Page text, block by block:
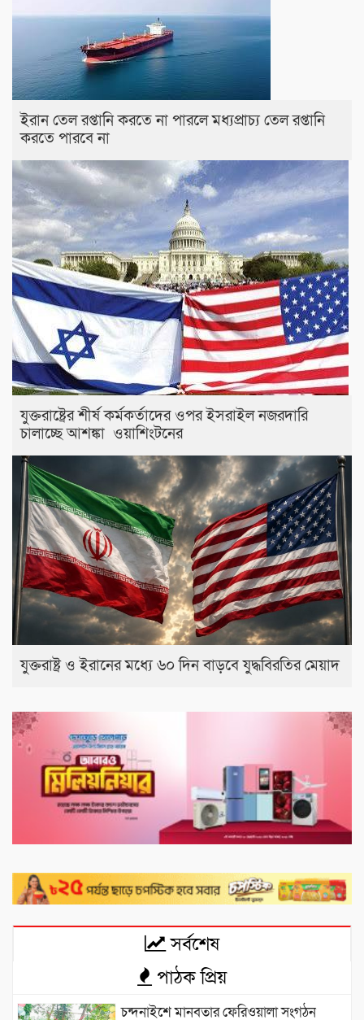
ইরান তেল রপ্তানি করতে না পারলে মধ্যপ্রাচ্য তেল রপ্তানি
করতে পারবে না
যুক্তরাষ্ট্রের শীর্ষ কর্মকর্তাদের ওপর ইসরাইল নজরদারি
চালাচ্ছে আশঙ্কা ওয়াশিংটনের
যুক্তরাষ্ট্র ও ইরানের মধ্যে ৬০ দিন বাড়বে যুদ্ধবিরতির মেয়াদ
সর্বশেষ
পাঠক প্রিয়
চন্দনাইশে মানবতার ফেরিওয়ালা সংগঠন